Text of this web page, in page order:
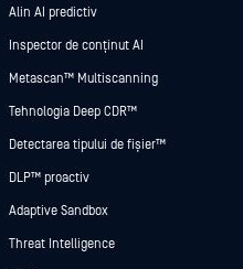
Alin AI predictiv
Inspector de conținut AI
Metascan™ Multiscanning
Tehnologia Deep CDR™
Detectarea tipului de fișier™
DLP™ proactiv
Adaptive Sandbox
Threat Intelligence